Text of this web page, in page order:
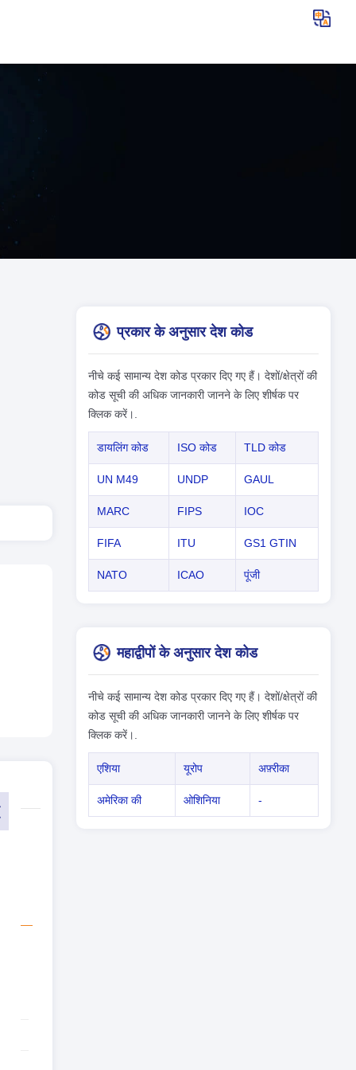
प्रकार के अनुसार देश कोड
नीचे कई सामान्य देश कोड प्रकार दिए गए हैं। देशों/क्षेत्रों की
कोड सूची की अधिक जानकारी जानने के लिए शीर्षक पर
क्लिक करें।.
डायलिंग कोड ISO कोड TLD कोड
UN M49 UNDP GAUL
MARC FIPS IOC
FIFA ITU GS1 GTIN
NATO ICAO पूंजी
महाद्वीपों के अनुसार देश कोड
नीचे कई सामान्य देश कोड प्रकार दिए गए हैं। देशों/क्षेत्रों की
कोड सूची की अधिक जानकारी जानने के लिए शीर्षक पर
क्लिक करें।.
एशिया यूरोप अफ़्रीका
अमेरिका की ओशिनिया -